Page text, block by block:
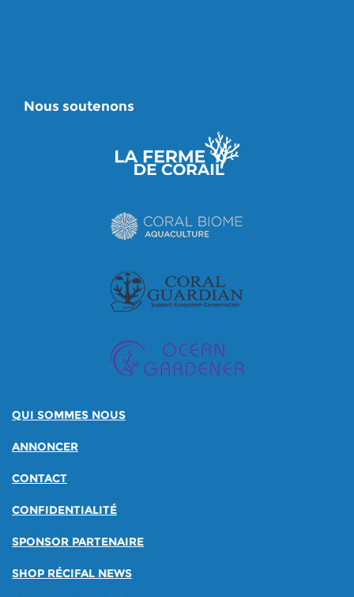
Nous soutenons
QUI SOMMES NOUS
ANNONCER
CONTACT
CONFIDENTIALITÉ
SPONSOR PARTENAIRE
SHOP RÉCIFAL NEWS